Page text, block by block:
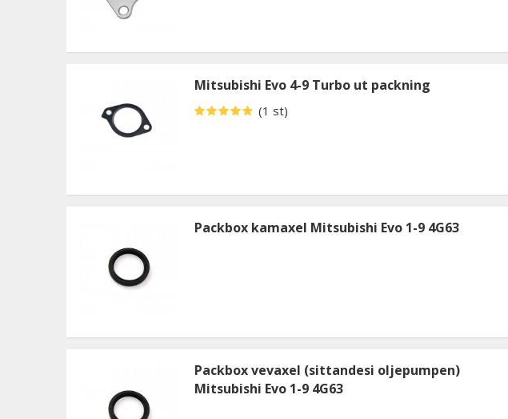
Mitsubishi Evo 4-9 Turbo ut packning
(1 st)
Packbox kamaxel Mitsubishi Evo 1-9 4G63
Packbox vevaxel (sittandesi oljepumpen)
Mitsubishi Evo 1-9 4G63